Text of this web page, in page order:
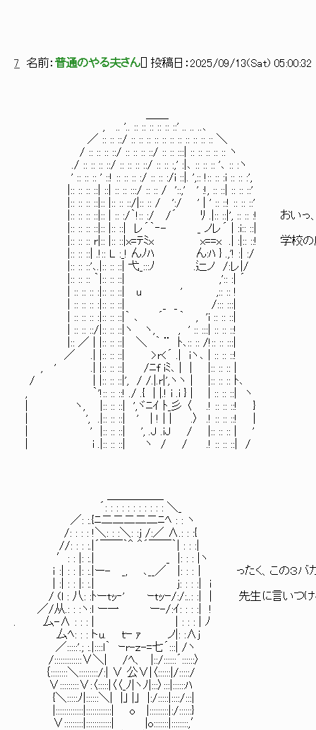
7 名前： 普通のやる夫さん ] 投稿日： 2025/09/13(Sat) 05:00:32
, .. '.. :: :: :: :: :: ::' .. .. ..､
／ :: :: ::/ :: :: :: :: :: :: :: :: :: :: :: ＼
/ :: :: :: ::/ :: :: :: ::/ :: :: :::| :: :: :: :: :: ヽ
./ :: :: :: ::/ :: :: :: ::/ :: :: :,' :|､ :: :: :: '､ :: :ヽ
' :: :: :: ' ::! :: :: :: :/ :: :: :/i ::|. ',:: !:: :: :i :: :: :',
|:: :: :: ::| ::| :: :: :::/ :: :: / '::,' ' :!, :: ::| :: :: ::'
|:: :: :: ::|:: |:: :: ::/|:: :: / ':/ ' | ' :: ::! :: :: ::'
|:: :: :: ::|:: | :: :/｀!:: :/ /´ ﾘ .|:: ::|', :: :: :! おいっ、
|:: :: :: ::|:: |:: ::| レ´｀‐- _ ノレ´ | :i:: ::|
|:: :: :: r|:: |:: ::|x=ﾃﾐx x==x .| :|:: ::! 学校の廊下で
|:: :: ::| .!:: L :_! んﾉﾊ ん:ﾊ } .,'! :| :/
|:: :: ::'､.|:: :: ::| 弋_:::ﾉ .辷ノ /:レ|/
|:: :: :: ｀|:: :: ::| ,':: :| ´
| :: :: :: :|:: :: ::| u ' ,:: :: !
| :: :: :: :|:: :: ::| _ _ /::: :::|
| :: :: :: :|:: :: ::|｀ ､ ´ ｀ , 'i :: :: ::|
| :: :: ::/|:: :: ::|ヽ ヽ, , ' :: :::| :: :: ::!
|:: ／ | |:: :: ::| ＼ ｀ ¨ ﾄ､:: :: /!:: :: :::|
／ .| |:: :: ::| >r<´ .| iヽ､ | :: :: ::!
, ' .| |:: :: ::| /ﾆf iﾐ､ | | |:: :: :: |
/ | |:: :: ::|', / /.|.r|',ヽヽ | |:: :: :: ﾄ､
, ｀'!:: :: ::! ./ .{ | |.! i .i } | | :: :: ::| ヽ
| ヽ, |:: :: ::| ',ヾﾆｲ ﾄ_彡 〈 .! :: :: ::! }
| ', .|:: :: ::| ' | ! | | .〉 .! :: :: ::! |
| ' |:: :: ::| ', .J .iJ / |:: :: :: | '
| i .|:: :: ::| ヽ / / .! :: :: ::| /
´: : : : : : : : : : : ＼_
／: :.{ﾆ二二二二二ﾆﾍ : : ヽ
/: : : : !＼: : :＼: :j /:／ ∧.: : :{
//: : : :.|´￣￣｀＾ ＾´￣￣｀| : : :|
′: : |: :.| _ |: : : |ヽ
ｉ :| : : |: :.|ー- _, ､__／ |: : :│ ったく、この３バ
| :| : : |: :.| j: : : :| i
/ (l : 八: :ﾄーtｯ‐' ｰtｯｰ/:/:..: :| | 先生に言いつけ
／/从.: : :ヽ:l ー一 ー-/:ｲ: : : :| !
. 厶-∧ : : : | | : : : | ﾉ
厶ﾍ: : : トu. ｔｰ ｧ ノ|: :∧j
／:::::'.; :.|::::l｀ ｰr-ｚ-=七´:::| /ヽ
/:::::::::::::∨＼| /ﾍ、 |::/::::::´::::::〉
｛::::::::＼:::::::::/:| ∨ 公∨|〈::::::|/:::::/
∨:::::::::∨:〈:::::|〈〈_ﾉ|ヽﾉ|:::〉:::|::::::ﾊ
{＼:::::ﾉ|::::::＼| |｣ |｣ |:/:::::|::::/:::|
|:::::::::::::|::::::::::::| o |:::::::::|:/::::::}
∨:::::::::|::::::::::::| |o:::::::|::::::::,′